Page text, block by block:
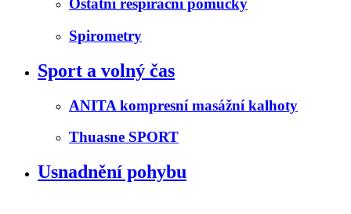
Ostatní respirační pomůcky
Spirometry
Sport a volný čas
ANITA kompresní masážní kalhoty
Thuasne SPORT
Usnadnění pohybu